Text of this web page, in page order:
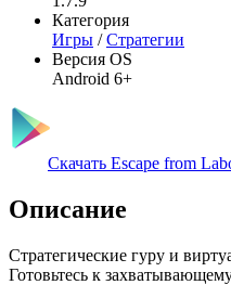
Категория
Игры /Стратегии
Версия OS
Android 6+
Скачать Escape from
Описание
Стратегические гуру и
Готовьтесь к